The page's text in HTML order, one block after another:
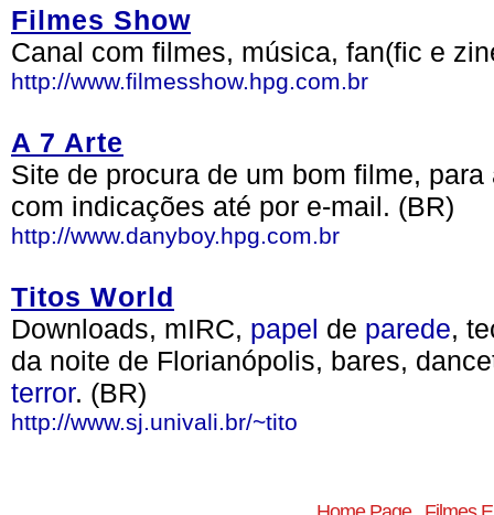
Filmes Show
Canal com filmes, música, fan(fic e
http://www.filmesshow.hpg.com.br
A 7 Arte
Site de procura de um bom filme,
com indicações até por e-mail. (BR)
http://www.danyboy.hpg.com.br
Titos World
Downloads, mIRC, papel de parede,
da noite de Florianópolis, bares,
terror. (BR)
http://www.sj.univali.br/~tito